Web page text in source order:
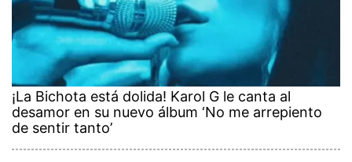
¡La Bichota está dolida! Karol G le canta al
desamor en su nuevo álbum ‘No me arrepiento
de sentir tanto’